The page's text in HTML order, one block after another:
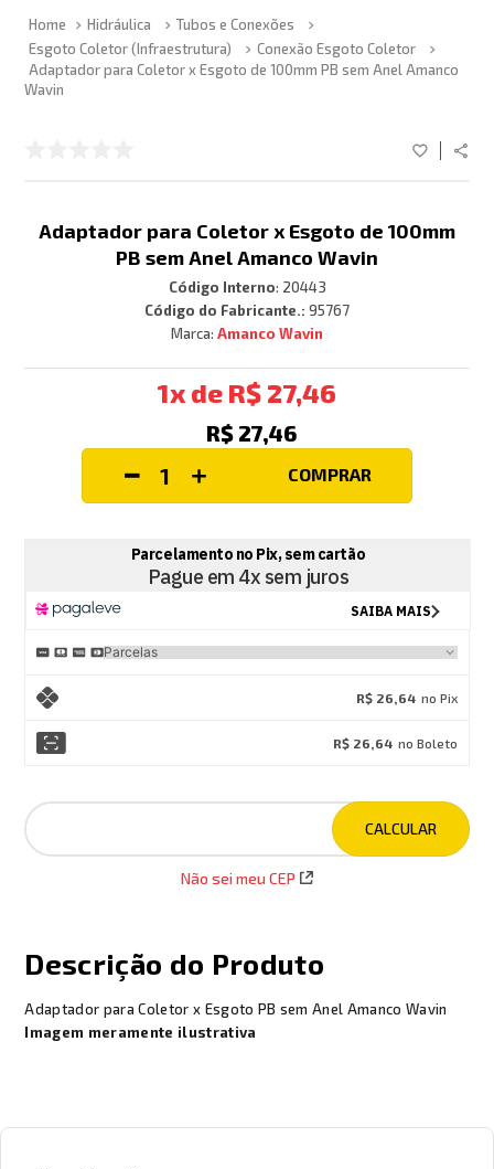
Hidráulica
Tubos e Conexões
Esgoto Coletor (Infraestrutura)
Conexão Esgoto Coletor
Adaptador para Coletor x Esgoto de 100mm PB sem Anel Amanco
Wavin
Adaptador para Coletor x Esgoto de 100mm
PB sem Anel Amanco Wavin
Código Interno: 20443
Código do Fabricante.: 95767
Amanco Wavin
1 R$ 27,46
R$ 27,46
COMPRAR
R$ 26,64 no Pix
R$ 26,64 no Boleto
Não sei meu CEP
Descrição do Produto
Adaptador para Coletor x Esgoto PB sem Anel Amanco Wavin
Imagem meramente ilustrativa